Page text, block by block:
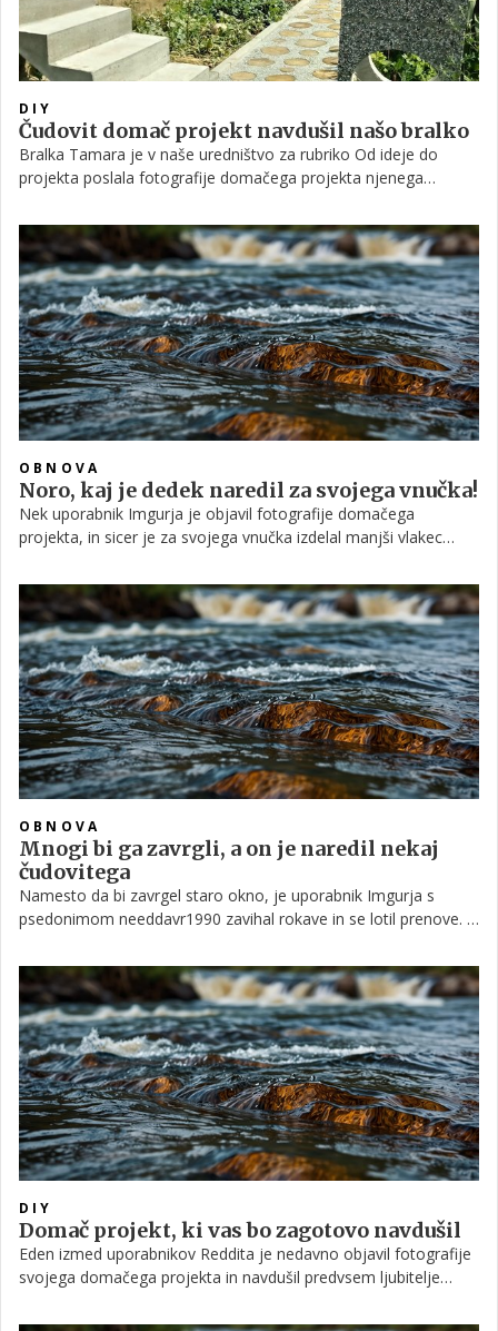
DIY
Čudovit domač projekt navdušil našo bralko
Bralka Tamara je v naše uredništvo za rubriko Od ideje do
projekta poslala fotografije domačega projekta njenega
navdušila njegova čudovita potka iz 'kulirja' in borovih čokov.
OBNOVA
Noro, kaj je dedek naredil za svojega vnučka!
Nek uporabnik Imgurja je objavil fotografije domačega
projekta, in sicer je za svojega vnučka izdelal manjši vlakec
super dedek je namreč inženir.
OBNOVA
Mnogi bi ga zavrgli, a on je naredil nekaj
čudovitega
Namesto da bi zavrgel staro okno, je uporabnik Imgurja s
psedonimom needdavr1990 zavihal rokave in se lotil prenove. Iz
rustikalna klubska mizica, ki bi jo zagotovo marsikdo želel imeti
v dnevni sobi.
DIY
Domač projekt, ki vas bo zagotovo navdušil
Eden izmed uporabnikov Reddita je nedavno objavil fotografije
svojega domačega projekta in navdušil predvsem ljubitelje
kdaj videli.